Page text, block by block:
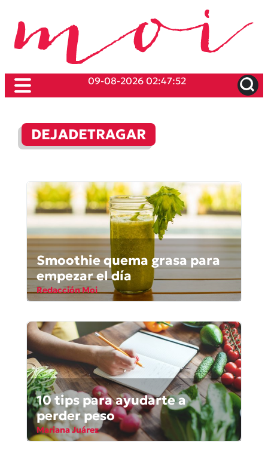
09-08-2026 02:47:52
DEJADETRAGAR
Smoothie quema grasa para
empezar el día
Redacción Moi
10 tips para ayudarte a
perder peso
Mariana Juárez